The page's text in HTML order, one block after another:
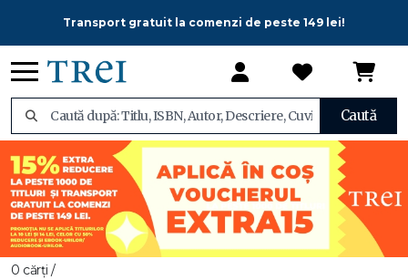
Transport gratuit la comenzi de peste 149 lei!
Caută
0 cărți /